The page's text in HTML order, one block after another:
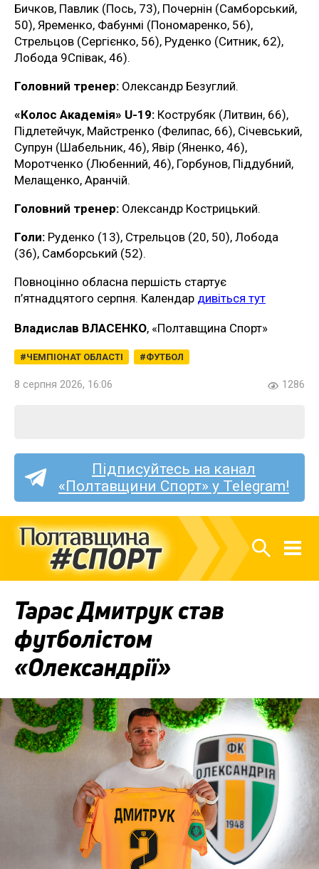
Бичков, Павлик (Пось, 73), Почернін (Самборський,
50), Яременко, Фабунмі (Пономаренко, 56),
Стрельцов (Сергієнко, 56), Руденко (Ситник, 62),
Лобода 9Співак, 46).
Головний тренер: Олександр Безуглий.
«Колос Академія» U-19: Кострубяк (Литвин, 66),
Підлетейчук, Майстренко (Фелипас, 66), Січевський,
Супрун (Шабельник, 46), Явір (Яненко, 46),
Моротченко (Любенний, 46), Горбунов, Піддубний,
Мелащенко, Аранчій.
Головний тренер: Олександр Кострицький.
Голи: Руденко (13), Стрельцов (20, 50), Лобода
(36), Самборський (52).
Повноцінно обласна першість стартує
п’ятнадцятого серпня. Календар дивіться тут
Владислав ВЛАСЕНКО, «Полтавщина Спорт»
ЧЕМПІОНАТ ОБЛАСТІ ФУТБОЛ
8 серпня 2026, 16:06 1286
Підписуйтесь на канал
«Полтавщини Спорт» у Telegram!
Тарас Дмитрук став
футболістом
«Олександрії»